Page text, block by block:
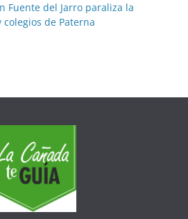
Fuente del Jarro paraliza la
de Paterna